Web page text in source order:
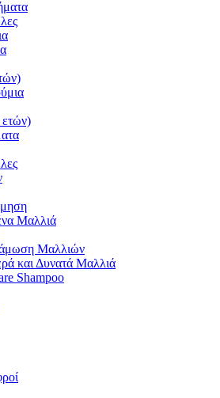
ετών)
Μαλλιά
Μαλλιών
και Δυνατά Μαλλιά
Shampoo